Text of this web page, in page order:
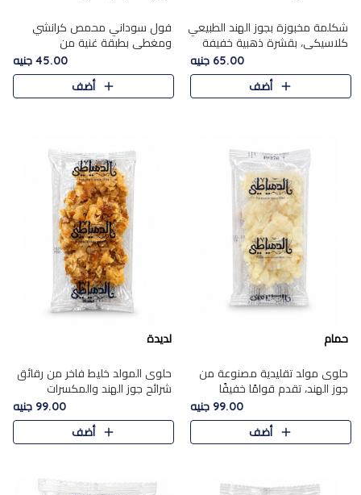
شكلمة مخبوزة بجوز الهند الطبيعي
كلاسيكي، بقشرة ذهبية خفيفة
وقلب طري رطب يذوب في الفم،
تمنحك المذاق الشرقي الحلو الأصيل
التقليدي في كل لقمة.
65.00 جنيه
أضف
فول سوداني محمص كرانشي
ومغطى بطبقة غنية من
الشوكولاتة، يجمع بين طعم
القرمشة الأصيلة الكلاسكيكية
التقليدية للفول السوداني وحلاوة
45.00 جنيه
أضف
حمام
حلوى مولد تقليدية مصنوعة من
جوز الهند، تقدم قوامًا خفيفًا
ونكهة شرقية أصيلة تجسد روح
الـموسم الأعياد.
99.00 جنيه
أضف
لديدة
حلوى المولد خليط فاخر من رقائق
شرائح جوز الهند والمكسرات
المحمصة، متماسك بشراب حلاوة
الكراميل الخفيفة ليمنحك قرمشة
غنية ومذاقًا شرقيًا أصيلً..
99.00 جنيه
أضف